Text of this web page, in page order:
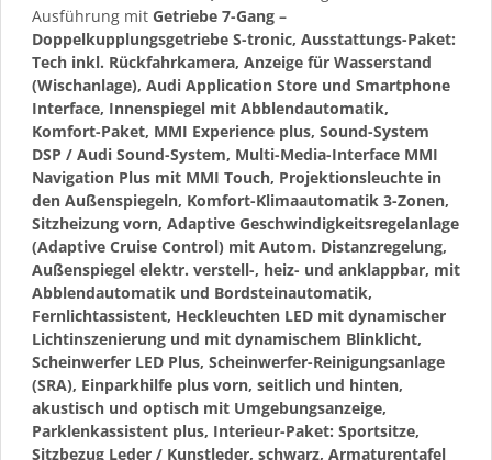
Ausführung mit Getriebe 7-Gang –
Doppelkupplungsgetriebe S-tronic, Ausstattungs-Paket:
Tech inkl. Rückfahrkamera, Anzeige für Wasserstand
(Wischanlage), Audi Application Store und Smartphone
Interface, Innenspiegel mit Abblendautomatik,
Komfort-Paket, MMI Experience plus, Sound-System
DSP / Audi Sound-System, Multi-Media-Interface MMI
Navigation Plus mit MMI Touch, Projektionsleuchte in
den Außenspiegeln, Komfort-Klimaautomatik 3-Zonen,
Sitzheizung vorn, Adaptive Geschwindigkeitsregelanlage
(Adaptive Cruise Control) mit Autom. Distanzregelung,
Außenspiegel elektr. verstell-, heiz- und anklappbar, mit
Abblendautomatik und Bordsteinautomatik,
Fernlichtassistent, Heckleuchten LED mit dynamischer
Lichtinszenierung und mit dynamischem Blinklicht,
Scheinwerfer LED Plus, Scheinwerfer-Reinigungsanlage
(SRA), Einparkhilfe plus vorn, seitlich und hinten,
akustisch und optisch mit Umgebungsanzeige,
Parklenkassistent plus, Interieur-Paket: Sportsitze,
Sitzbezug Leder / Kunstleder, schwarz, Armaturentafel